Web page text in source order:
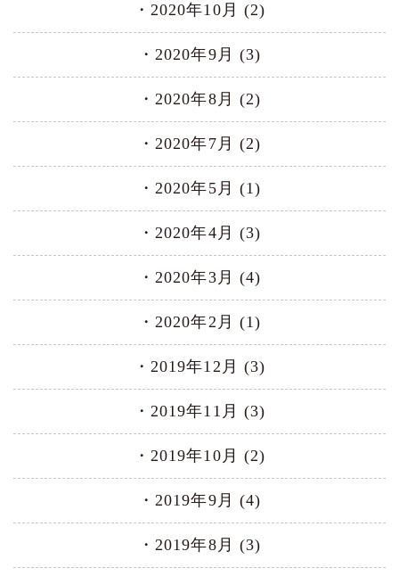
2020年10月 (2)
2020年9月 (3)
2020年8月 (2)
2020年7月 (2)
2020年5月 (1)
2020年4月 (3)
2020年3月 (4)
2020年2月 (1)
2019年12月 (3)
2019年11月 (3)
2019年10月 (2)
2019年9月 (4)
2019年8月 (3)